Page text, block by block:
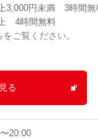
3,000円未満 3時間無
4時間無料
ご覧ください。
る
20:00